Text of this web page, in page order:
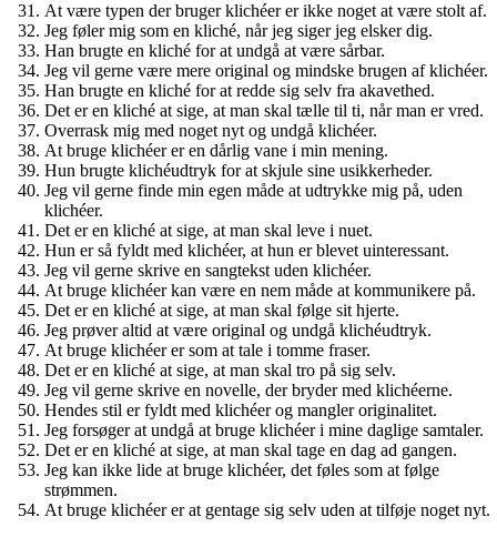
At være typen der bruger klichéer er ikke noget at være stolt af.
Jeg føler mig som en kliché, når jeg siger jeg elsker dig.
Han brugte en kliché for at undgå at være sårbar.
Jeg vil gerne være mere original og mindske brugen af klichéer.
Han brugte en kliché for at redde sig selv fra akavethed.
Det er en kliché at sige, at man skal tælle til ti, når man er vred.
Overrask mig med noget nyt og undgå klichéer.
At bruge klichéer er en dårlig vane i min mening.
Hun brugte klichéudtryk for at skjule sine usikkerheder.
Jeg vil gerne finde min egen måde at udtrykke mig på, uden
klichéer.
Det er en kliché at sige, at man skal leve i nuet.
Hun er så fyldt med klichéer, at hun er blevet uinteressant.
Jeg vil gerne skrive en sangtekst uden klichéer.
At bruge klichéer kan være en nem måde at kommunikere på.
Det er en kliché at sige, at man skal følge sit hjerte.
Jeg prøver altid at være original og undgå klichéudtryk.
At bruge klichéer er som at tale i tomme fraser.
Det er en kliché at sige, at man skal tro på sig selv.
Jeg vil gerne skrive en novelle, der bryder med klichéerne.
Hendes stil er fyldt med klichéer og mangler originalitet.
Jeg forsøger at undgå at bruge klichéer i mine daglige samtaler.
Det er en kliché at sige, at man skal tage en dag ad gangen.
Jeg kan ikke lide at bruge klichéer, det føles som at følge
strømmen.
At bruge klichéer er at gentage sig selv uden at tilføje noget nyt.